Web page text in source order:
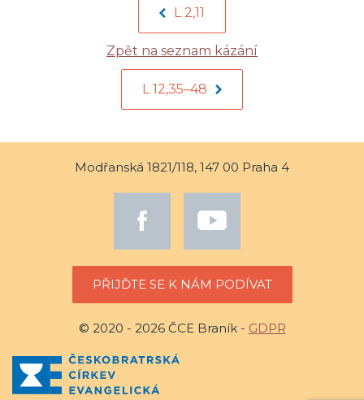
L 2,11
Zpět na seznam kázání
L 12,35–48
Modřanská 1821/118, 147 00 Praha 4
PŘIJĎTE SE K NÁM PODÍVAT
© 2020 - 2026 ČCE Braník - GDPR